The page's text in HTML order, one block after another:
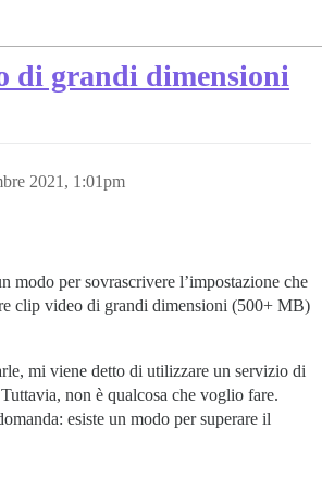
di grandi dimensioni
2021, 1:01pm
modo per sovrascrivere l’impostazione che
clip video di grandi dimensioni (500+ MB)
mi viene detto di utilizzare un servizio di
non è qualcosa che voglio fare.
esiste un modo per superare il